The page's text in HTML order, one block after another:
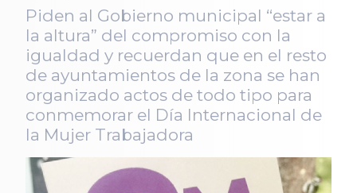
Piden al Gobierno municipal “estar a
la altura” del compromiso con la
igualdad y recuerdan que en el resto
de ayuntamientos de la zona se han
organizado actos de todo tipo para
conmemorar el Día Internacional de
la Mujer Trabajadora